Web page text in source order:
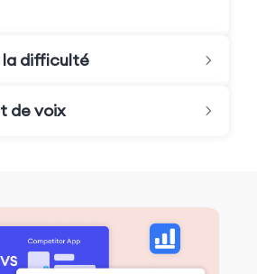
la difficulté
de voix